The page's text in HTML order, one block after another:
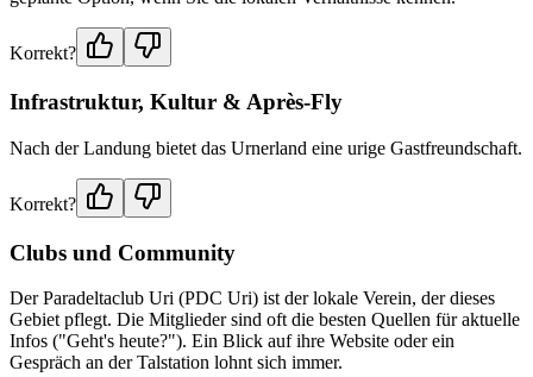
Korrekt?
Infrastruktur, Kultur & Après-Fly
Nach der Landung bietet das Urnerland eine urige Gastfreundschaft.
Korrekt?
Clubs und Community
Der Paradeltaclub Uri (PDC Uri) ist der lokale Verein, der dieses
Gebiet pflegt. Die Mitglieder sind oft die besten Quellen für aktuelle
Infos ("Geht's heute?"). Ein Blick auf ihre Website oder ein
Gespräch an der Talstation lohnt sich immer.